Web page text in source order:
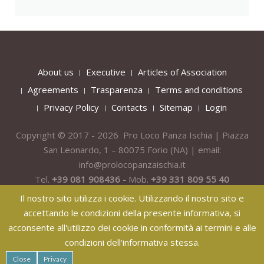
About us Executive
Articles of Association
Agreements
Trasparenza
Terms and conditions
Privacy Policy
Contacts Sitemap Login
Copyright © 2017 - 2026 Pro Loco Panza Ischia | Piazza
San Leonardo, 1 – 80075 Forio (NA) | email:
info@prolocopanzaischia.it
Tel. +39 081 908436 - Mob. +39 331 809 55 40
Il nostro sito utilizza i cookie. Utilizzando il nostro sito e
accettando le condizioni della presente informativa, si
acconsente all'utilizzo dei cookie in conformità ai termini e alle
condizioni dell’informativa stessa.
Close Privacy
纸飞机下载纸飞机官网纸飞机官网下载纸飞机下载safew官网